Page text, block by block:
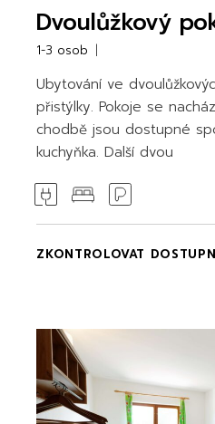
Dvoulůžkový
1-3 osob
Ubytování ve
přistýlky. Pokoje se
chodbě jsou dostupné
kuchyňka. Další dvou
ZKONTROLOVAT